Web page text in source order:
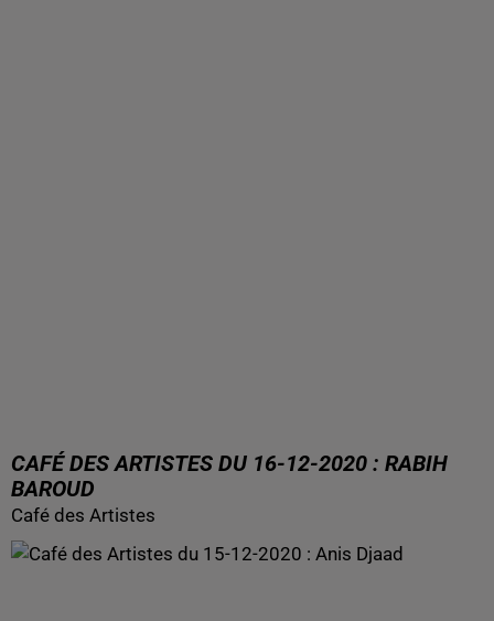
CAFÉ DES ARTISTES DU 16-12-2020 : RABIH
BAROUD
Café des Artistes